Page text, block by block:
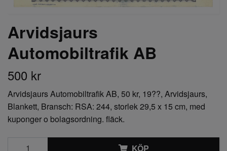
Arvidsjaurs
Automobiltrafik AB
500 kr
Arvidsjaurs Automobiltrafik AB, 50 kr, 19??, Arvidsjaurs,
Blankett, Bransch: RSA: 244, storlek 29,5 x 15 cm, med
kuponger o bolagsordning. fläck.
KÖP